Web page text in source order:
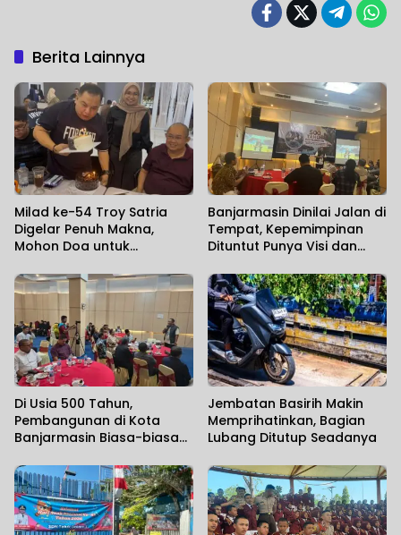
Berita Lainnya
Milad ke-54 Troy Satria
Digelar Penuh Makna,
Mohon Doa untuk
Post
Banjarmasin Dinilai Jalan di
Tempat, Kepemimpinan
Dituntut Punya Visi dan
Di Usia 500 Tahun,
Pembangunan di Kota
Banjarmasin Biasa-biasa
Jembatan Basirih Makin
Memprihatinkan, Bagian
Lubang Ditutup Seadanya